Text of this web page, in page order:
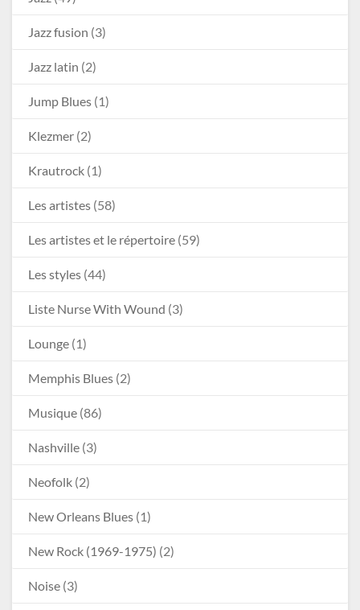
Jazz fusion (3)
Jazz latin (2)
Jump Blues (1)
Klezmer (2)
Krautrock (1)
Les artistes (58)
Les artistes et le répertoire (59)
Les styles (44)
Liste Nurse With Wound (3)
Lounge (1)
Memphis Blues (2)
Musique (86)
Nashville (3)
Neofolk (2)
New Orleans Blues (1)
New Rock (1969-1975) (2)
Noise (3)